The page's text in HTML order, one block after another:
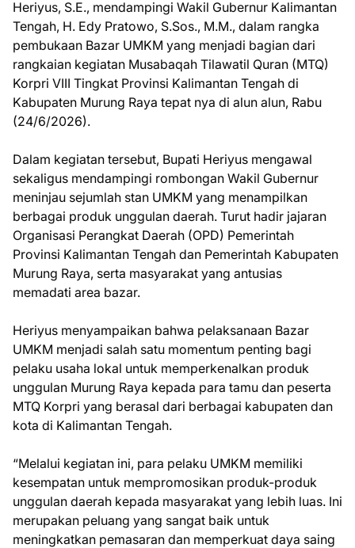
Heriyus, S.E., mendampingi Wakil Gubernur Kalimantan
Tengah, H. Edy Pratowo, S.Sos., M.M., dalam rangka
pembukaan Bazar UMKM yang menjadi bagian dari
rangkaian kegiatan Musabaqah Tilawatil Quran (MTQ)
Korpri VIII Tingkat Provinsi Kalimantan Tengah di
Kabupaten Murung Raya tepat nya di alun alun, Rabu
(24/6/2026).
Dalam kegiatan tersebut, Bupati Heriyus mengawal
sekaligus mendampingi rombongan Wakil Gubernur
meninjau sejumlah stan UMKM yang menampilkan
berbagai produk unggulan daerah. Turut hadir jajaran
Organisasi Perangkat Daerah (OPD) Pemerintah
Provinsi Kalimantan Tengah dan Pemerintah Kabupaten
Murung Raya, serta masyarakat yang antusias
memadati area bazar.
Heriyus menyampaikan bahwa pelaksanaan Bazar
UMKM menjadi salah satu momentum penting bagi
pelaku usaha lokal untuk memperkenalkan produk
unggulan Murung Raya kepada para tamu dan peserta
MTQ Korpri yang berasal dari berbagai kabupaten dan
kota di Kalimantan Tengah.
“Melalui kegiatan ini, para pelaku UMKM memiliki
kesempatan untuk mempromosikan produk-produk
unggulan daerah kepada masyarakat yang lebih luas. Ini
merupakan peluang yang sangat baik untuk
meningkatkan pemasaran dan memperkuat daya saing